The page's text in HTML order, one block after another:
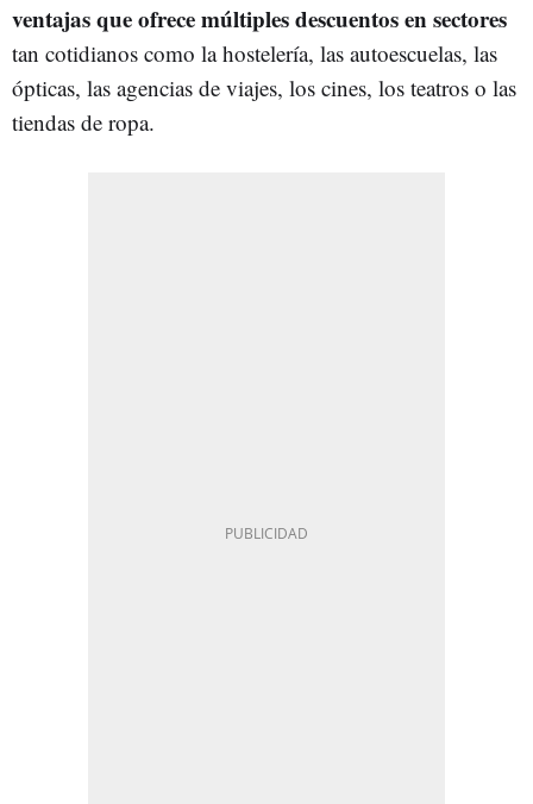
ventajas que ofrece múltiples descuentos en sectores
tan cotidianos como la hostelería, las autoescuelas, las
ópticas, las agencias de viajes, los cines, los teatros o las
tiendas de ropa.